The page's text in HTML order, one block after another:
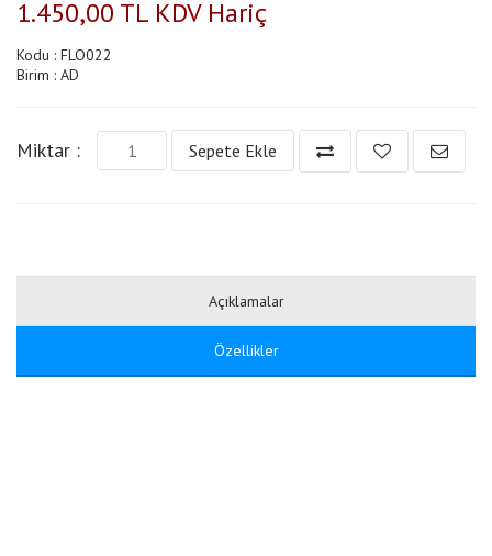
1.450,00 TL KDV Hariç
Kodu : FLO022
Birim : AD
Miktar : Sepete Ekle
Açıklamalar
Özellikler